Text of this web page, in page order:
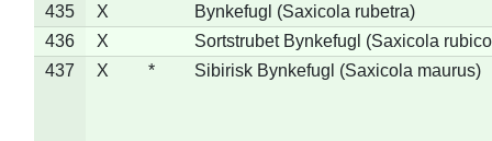
435
X
Bynkefugl (Saxicola rubetra)
436
X
Sortstrubet Bynkefugl (Saxicola
437
X * Sibirisk Bynkefugl (Saxicola maurus)